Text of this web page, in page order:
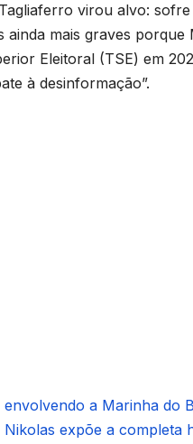
virou alvo:
ainda mais graves
Eleitoral (TSE) em
à desinformação”.
a Marinha do
expõe a completa